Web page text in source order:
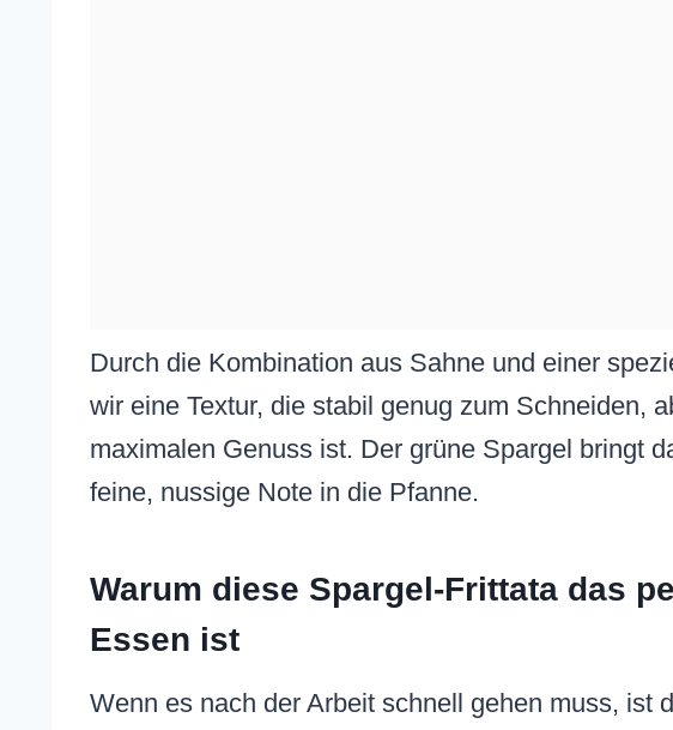
Durch die Kombination aus Sahne und einer
wir eine Textur, die stabil genug zum Schneiden,
maximalen Genuss ist. Der grüne Spargel bringt
feine, nussige Note in die Pfanne.
Warum diese Spargel-Frittata das
Essen ist
Wenn es nach der Arbeit schnell gehen muss, ist